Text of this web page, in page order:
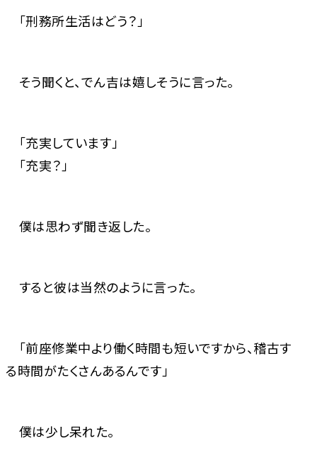
「刑務所生活はどう？」
そう聞くと、でん吉は嬉しそうに言った。
「充実しています」
「充実？」
僕は思わず聞き返した。
すると彼は当然のように言った。
「前座修業中より働く時間も短いですから、稽古す
る時間がたくさんあるんです」
僕は少し呆れた。